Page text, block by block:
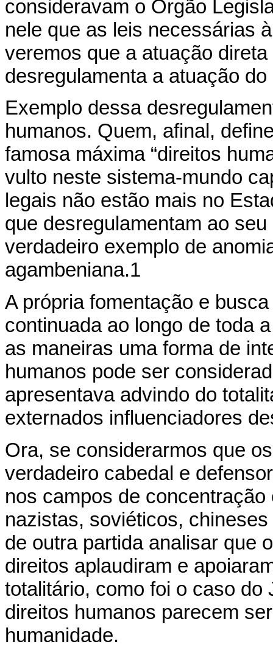
consideravam o Órgão
nele que as leis necessárias
veremos que a atuação
desregulamenta a atuação
Exemplo dessa
humanos. Quem, afinal,
famosa máxima “direitos
vulto neste sistema-mundo
legais não estão mais no
que desregulamentam ao
verdadeiro exemplo de
agambeniana.1
A própria fomentação e
continuada ao longo de toda
as maneiras uma forma de
humanos pode ser
apresentava advindo do
externados influenciadores
Ora, se considerarmos que
verdadeiro cabedal e
nos campos de
nazistas, soviéticos,
de outra partida analisar que
direitos aplaudiram e
totalitário, como foi o caso
direitos humanos parecem
humanidade.